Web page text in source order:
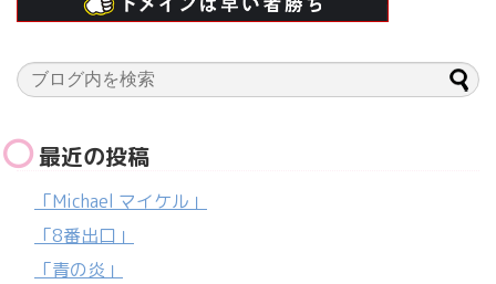
最近の投稿
「Michael マイケル」
「8番出口」
「青の炎」